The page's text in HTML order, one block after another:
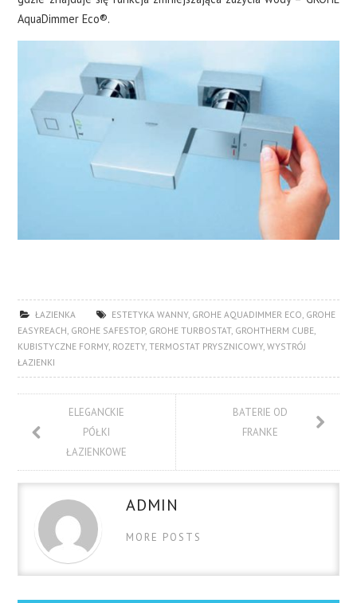
AquaDimmer Eco®.
ŁAZIENKA ESTETYKA WANNY, GROHE AQUADIMMER ECO, GROHE
EASYREACH, GROHE SAFESTOP, GROHE TURBOSTAT, GROHTHERM CUBE,
KUBISTYCZNE FORMY, ROZETY,TERMOSTAT PRYSZNICOWY,WYSTRÓJ
ŁAZIENKI
ELEGANCKIE
PÓŁKI
ŁAZIENKOWE
BATERIE OD
FRANKE
ADMIN
MORE POSTS